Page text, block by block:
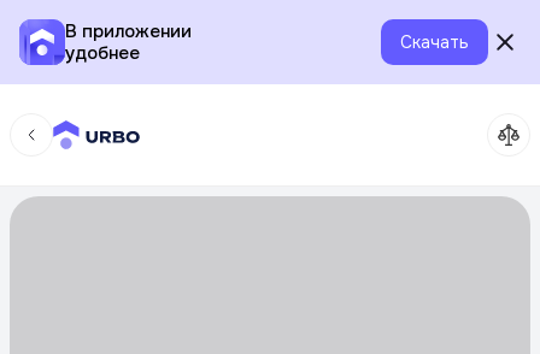
В приложении
удобнее
Скачать